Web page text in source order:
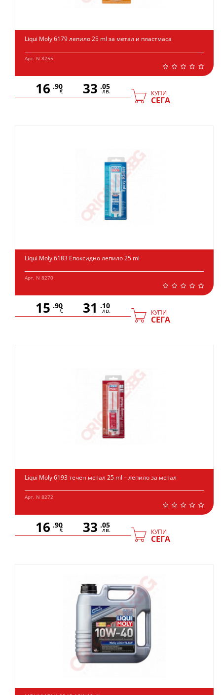
Liqui Moly 6179 лепило 25 ml за метал и пластмаса
Арт. N 8255
16 .90
€ 33 .05
лв. КУПИ
СЕГА
Liqui Moly 6183 Епоксидно лепило 25 ml
Арт. N 8270
15 .90
€ 31 .10
лв. КУПИ
СЕГА
Liqui Moly 6193 течен метал 25 ml – лепило за метал
Арт. N 8272
16 .90
€ 33 .05
лв. КУПИ
СЕГА